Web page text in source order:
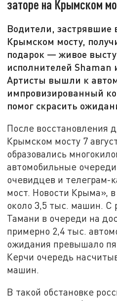
заторе на Крымском
Водители, застрявшие
Крымском мосту,
подарок — живое
исполнителей Shaman
Артисты вышли к
импровизированный
помог скрасить
После восстановления
Крымском мосту 7
образовались
автомобильные
очевидцев и телеграм-
мост. Новости Крыма», в
около 3,5 тыс. машин. С
Тамани в очереди на
примерно 2,4 тыс.
ожидания превышало
Керчи очередь
машин.
В такой обстановке